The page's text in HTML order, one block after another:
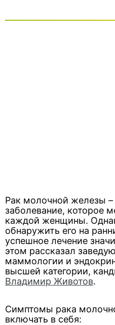
Рак молочной железы –
заболевание, которое
каждой женщины.
обнаружить его на
успешное лечение
этом рассказал
маммологии и
высшей категории,
Владимир Животов.
Симптомы рака
включать в себя: